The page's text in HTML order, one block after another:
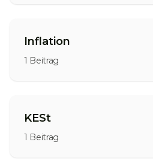
Inflation
1 Beitrag
KESt
1 Beitrag